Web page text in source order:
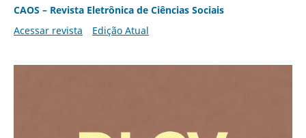
CAOS – Revista Eletrônica de Ciências Sociais
Acessar revista
Edição Atual